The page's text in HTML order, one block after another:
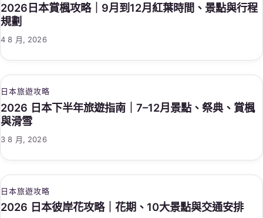
2026日本賞楓攻略｜9月到12月紅葉時間、景點與行程
規劃
4 8 月, 2026
日本旅遊攻略
2026 日本下半年旅遊指南｜7–12月景點、祭典、賞楓
與滑雪
3 8 月, 2026
日本旅遊攻略
2026 日本彼岸花攻略｜花期、10大景點與交通安排